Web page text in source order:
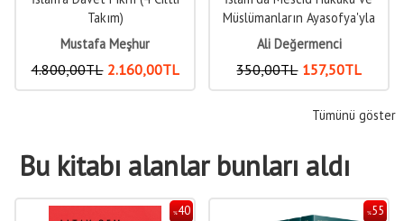
Takım)
Mustafa Meşhur
4.800,00TL 2.160,00TL
Müslümanların Ayasofya'yla
İmtihanı
Ali Değermenci
,00TL 157,50TL
Tümünü göster
Bu kitabı alanlar bunları aldı
40 55